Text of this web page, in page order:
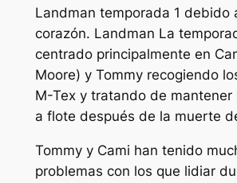
Landman temporada 1 debido
corazón. Landman La
centrado principalmente en
Moore) y Tommy recogiendo
M-Tex y tratando de mantener
a flote después de la muerte
Tommy y Cami han tenido
problemas con los que lidiar